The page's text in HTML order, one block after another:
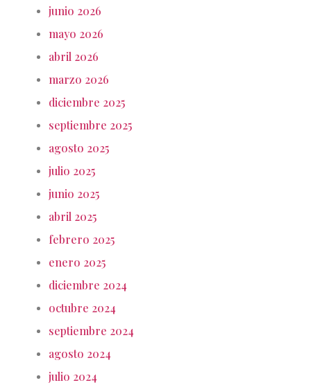
junio 2026
mayo 2026
abril 2026
marzo 2026
diciembre 2025
septiembre 2025
agosto 2025
julio 2025
junio 2025
abril 2025
febrero 2025
enero 2025
diciembre 2024
octubre 2024
septiembre 2024
agosto 2024
julio 2024